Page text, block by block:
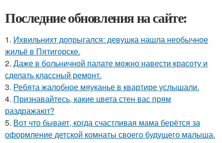
Последние обновления на сайте:
1. Ихвильнихт допрыгался: девушка нашла необычное
жильё в Пятигорске.
2. Даже в больничной палате можно навести красоту и
сделать классный ремонт.
3. Ребята жалобное мяуканье в квартире услышали.
4. Признавайтесь, какие цвета стен вас прям
раздражают?
5. Вот что бывает, когда счастливая мама берётся за
оформление детской комнаты своего будущего малыша.